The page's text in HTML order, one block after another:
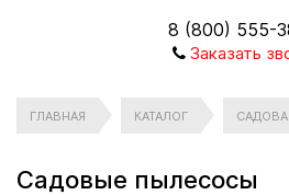
8 (800) 555-
Заказать
ГЛАВНАЯ КАТАЛОГ
Садовые пылесосы